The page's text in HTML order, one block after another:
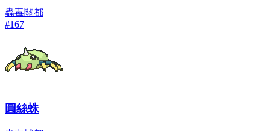
蟲毒關都
#167
圓絲蛛